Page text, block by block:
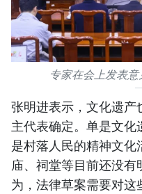
专家在会上发表意
张明进表示，文化遗产
主代表确定。单是文
是村落人民的精神文
庙、祠堂等目前还没有
为，法律草案需要对